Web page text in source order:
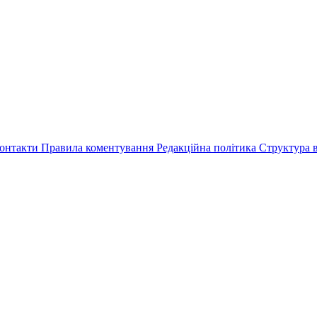
Правила коментування Редакційна політика Структура